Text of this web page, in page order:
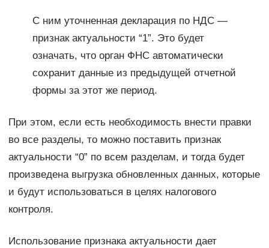
С ним уточненная декларация по НДС —
признак актуальности “1”. Это будет
означать, что орган ФНС автоматически
сохранит данные из предыдущей отчетной
формы за этот же период.
При этом, если есть необходимость внести правки
во все разделы, то можно поставить признак
актуальности “0” по всем разделам, и тогда будет
произведена выгрузка обновленных данных, которые
и будут использоваться в целях налогового
контроля.
Использование признака актуальности дает